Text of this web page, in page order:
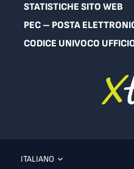
STATISTICHE SITO WEB
PEC – POSTA
CODICE UNIVOCO
ITALIANO